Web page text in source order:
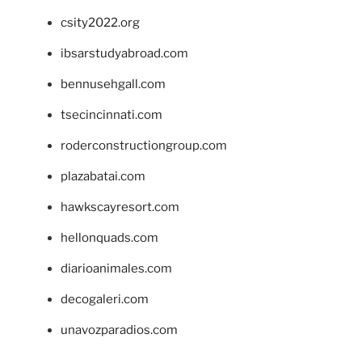
csity2022.org
ibsarstudyabroad.com
bennusehgall.com
tsecincinnati.com
roderconstructiongroup.com
plazabatai.com
hawkscayresort.com
hellonquads.com
diarioanimales.com
decogaleri.com
unavozparadios.com